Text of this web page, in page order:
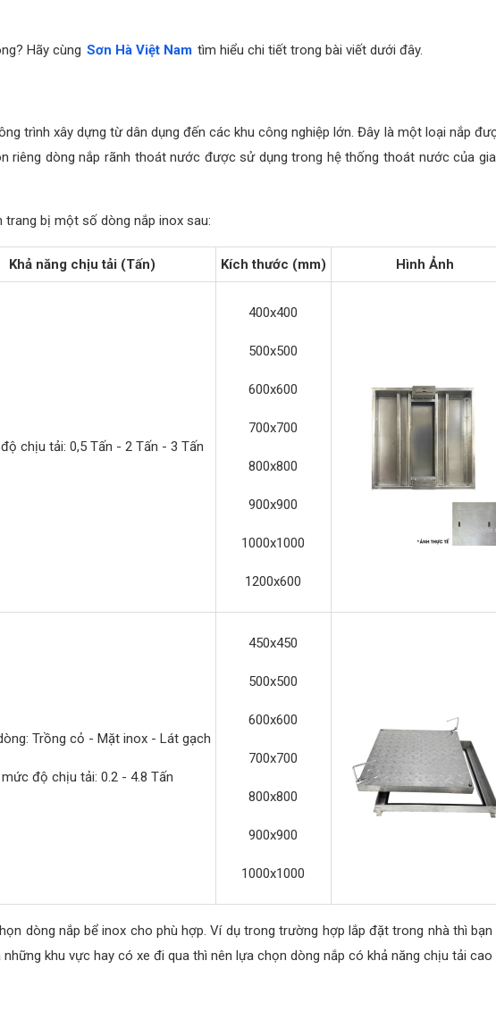
Hãy cùng Sơn Hà Việt Nam tìm hiểu chi tiết trong bài viết dưới đây.
trình xây dựng từ dân dụng đến các khu công nghiệp lớn. Đây là một loại nắp
riêng dòng nắp rãnh thoát nước được sử dụng trong hệ thống thoát nước của
bị một số dòng nắp inox sau:
Khả năng chịu tải (Tấn) Kích thước (mm) Hình Ảnh
chịu tải: 0,5 Tấn - 2 Tấn - 3 Tấn
400x400
500x500
600x600
700x700
800x800
900x900
1000x1000
1200x600
Trồng cỏ - Mặt inox - Lát gạch
độ chịu tải: 0.2 - 4.8 Tấn
450x450
500x500
600x600
700x700
800x800
900x900
1000x1000
dòng nắp bể inox cho phù hợp. Ví dụ trong trường hợp lắp đặt trong nhà thì
khu vực hay có xe đi qua thì nên lựa chọn dòng nắp có khả năng chịu tải cao